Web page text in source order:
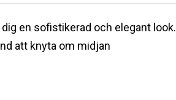
en sofistikerad och elegant look.
att knyta om midjan